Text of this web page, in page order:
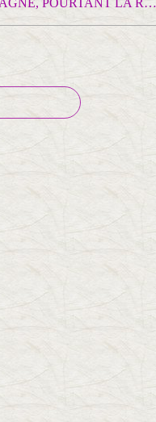
LES VERTBAUDET ONT GAGNÉ, POURTANT LA REPRESSION FRAPPE TOUJOURS